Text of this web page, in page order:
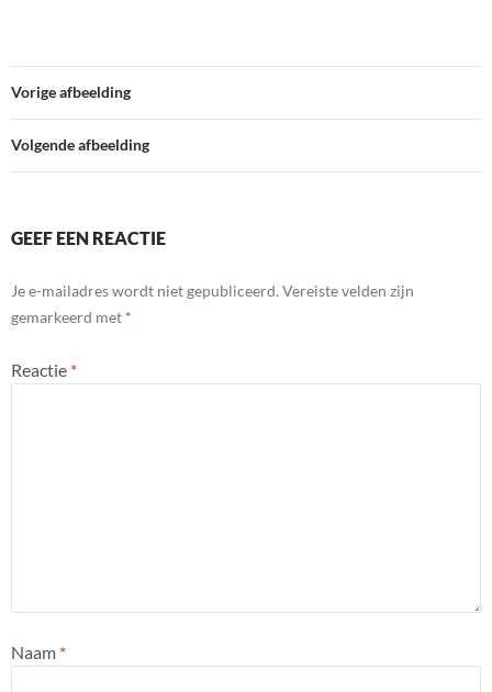
Vorige afbeelding
Volgende afbeelding
GEEF EEN REACTIE
Je e-mailadres wordt niet gepubliceerd. Vereiste velden zijn
gemarkeerd met *
Reactie *
Naam *